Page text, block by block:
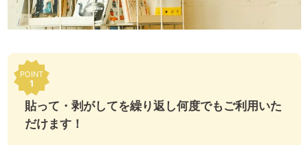
POINT
1
貼って・剥がしてを繰り返し何度でもご利用いた
だけます！